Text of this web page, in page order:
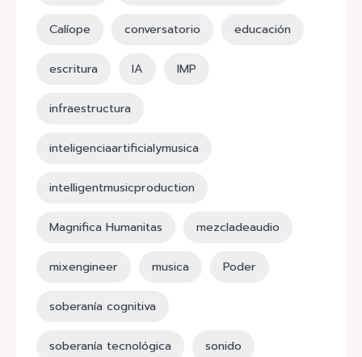
Calíope conversatorio educación
escritura IA IMP
infraestructura
inteligenciaartificialymusica
intelligentmusicproduction
Magnifica Humanitas mezcladeaudio
mixengineer musica Poder
soberanía cognitiva
soberanía tecnológica sonido